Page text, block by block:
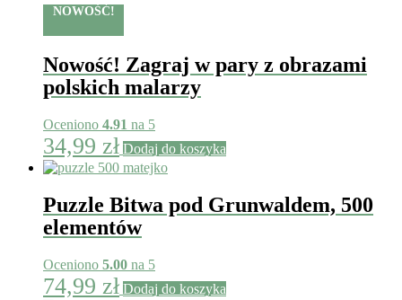
NOWOŚĆ!
Nowość! Zagraj w pary z obrazami
polskich malarzy
Oceniono 4.91 na 5
34,99 zł Dodaj do koszyka
Puzzle Bitwa pod Grunwaldem, 500
elementów
Oceniono 5.00 na 5
74,99 zł Dodaj do koszyka